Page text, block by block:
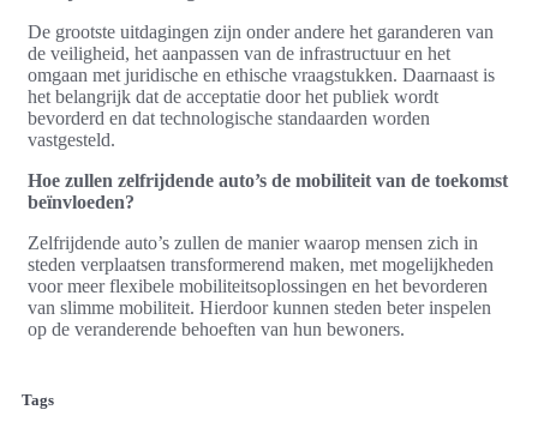
De grootste uitdagingen zijn onder andere het garanderen van
de veiligheid, het aanpassen van de infrastructuur en het
omgaan met juridische en ethische vraagstukken. Daarnaast is
het belangrijk dat de acceptatie door het publiek wordt
bevorderd en dat technologische standaarden worden
vastgesteld.
Hoe zullen zelfrijdende auto’s de mobiliteit van de toekomst
beïnvloeden?
Zelfrijdende auto’s zullen de manier waarop mensen zich in
steden verplaatsen transformerend maken, met mogelijkheden
voor meer flexibele mobiliteitsoplossingen en het bevorderen
van slimme mobiliteit. Hierdoor kunnen steden beter inspelen
op de veranderende behoeften van hun bewoners.
Tags